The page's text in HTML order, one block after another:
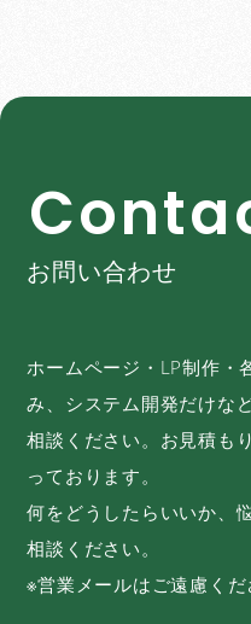
Conta
お問い合わせ
ホームページ・LP制作・
み、システム開発だけな
相談ください。お見積も
っております。
何をどうしたらいいか、
相談ください。
※営業メールはご遠慮くだ